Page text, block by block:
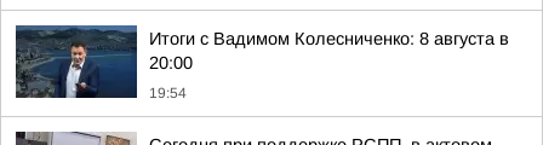
Итоги с Вадимом Колесниченко: 8 августа в
20:00
19:54